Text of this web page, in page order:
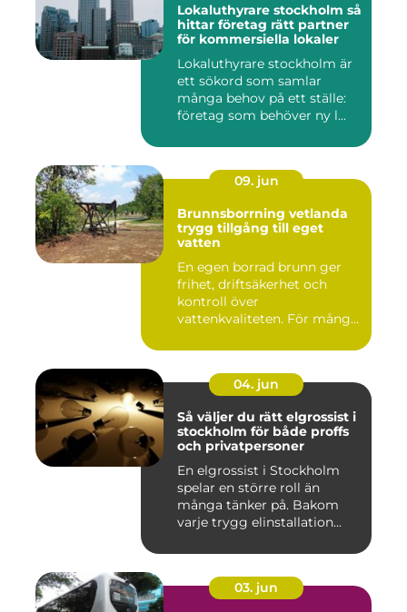
Lokaluthyrare stockholm så
hittar företag rätt partner
för kommersiella lokaler
Lokaluthyrare stockholm är
ett sökord som samlar
många behov på ett ställe:
företag som behöver ny l...
09. jun
Brunnsborrning vetlanda
trygg tillgång till eget
vatten
En egen borrad brunn ger
frihet, driftsäkerhet och
kontroll över
vattenkvaliteten. För många
04. jun
Så väljer du rätt elgrossist i
stockholm för både proffs
och privatpersoner
En elgrossist i Stockholm
spelar en större roll än
många tänker på. Bakom
varje trygg elinstallation...
03. jun